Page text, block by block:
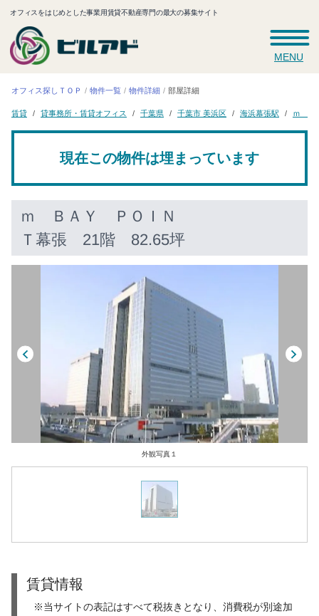
オフィスをはじめとした事業用賃貸不動産専門の最大の募集サイト
MENU
オフィス探しＴＯＰ 物件一覧 物件詳細 部屋詳細
賃貸 貸事務所・賃貸オフィス 千葉県 千葉市 美浜区 海浜幕張駅 ｍ Ｂ
現在この物件は埋まっています
ｍ ＢＡＹ ＰＯＩＮ
Ｔ幕張 21階 82.65坪
外観写真１
賃貸情報
※当サイトの表記はすべて税抜きとなり、消費税が別途加